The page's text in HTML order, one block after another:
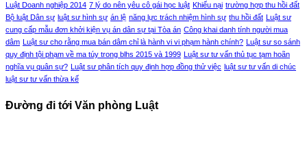
Luật Doanh nghiệp 2014 7 lý do nên yêu cô gái học luật Khiếu nại trường hợp thu hồi đất
Bộ luật Dân sự luật sư hình sự án lệ năng lực trách nhiệm hình sự thu hồi đất Luật sư
cung cấp mẫu đơn khởi kiện vụ án dân sự tại Tòa án Công khai danh tính người mua
dâm Luật sư cho rằng mua bán dâm chỉ là hành vi vi phạm hành chính? Luật sư so sánh
quy định tội phạm về ma túy trong blhs 2015 và 1999 Luật sư tư vấn thủ tục tạm hoãn
nghĩa vụ quân sự? Luật sư phân tích quy định hợp đồng thử việc luật sư tư vấn di chúc
luật sư tư vấn thừa kế
Đường đi tới Văn phòng Luật